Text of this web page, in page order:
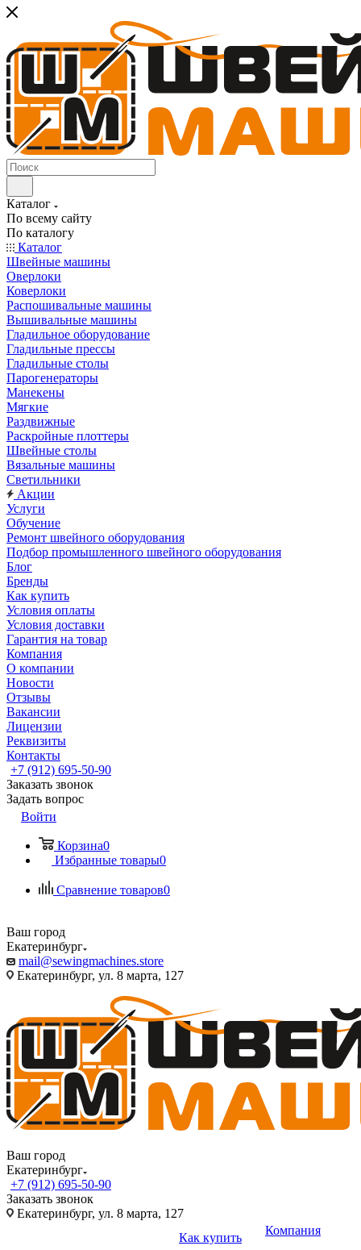
Каталог
По всему сайту
По каталогу
Каталог
Швейные машины
Оверлоки
Коверлоки
Распошивальные машины
Вышивальные машины
Гладильное оборудование
Гладильные прессы
Гладильные столы
Парогенераторы
Манекены
Мягкие
Раздвижные
Раскройные плоттеры
Швейные столы
Вязальные машины
Светильники
Акции
Услуги
Обучение
Ремонт швейного оборудования
Подбор промышленного швейного оборудования
Блог
Бренды
Как купить
Условия оплаты
Условия доставки
Гарантия на товар
Компания
О компании
Новости
Отзывы
Вакансии
Лицензии
Реквизиты
Контакты
+7 (912) 695-50-90
Заказать звонок
Задать вопрос
Войти
Корзина0
Избранные товары0
Сравнение товаров0
Ваш город
Екатеринбург
mail@sewingmachines.store
Екатеринбург, ул. 8 марта, 127
Ваш город
Екатеринбург
+7 (912) 695-50-90
Заказать звонок
Екатеринбург, ул. 8 марта, 127
Как купить
Компания